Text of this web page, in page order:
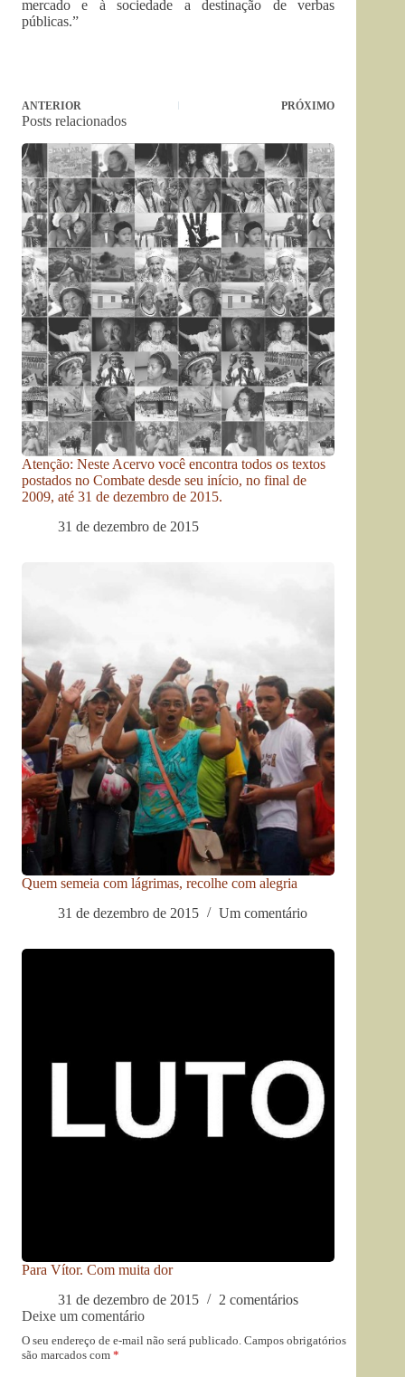
mercado e à sociedade a destinação de verbas
públicas.”
ANTERIOR PRÓXIMO
Posts relacionados
Atenção: Neste Acervo você encontra todos os textos
postados no Combate desde seu início, no final de
2009, até 31 de dezembro de 2015.
31 de dezembro de 2015
Quem semeia com lágrimas, recolhe com alegria
31 de dezembro de 2015
Um comentário
Para Vítor. Com muita dor
31 de dezembro de 2015
2 comentários
Deixe um comentário
O seu endereço de e-mail não será publicado. Campos obrigatórios
são marcados com *